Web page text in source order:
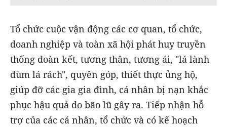
Tổ chức cuộc vận động các cơ quan, tổ chức,
doanh nghiệp và toàn xã hội phát huy truyền
thống đoàn kết, tương thân, tương ái, "lá lành
đùm lá rách", quyên góp, thiết thực ủng hộ,
giúp đỡ các gia gia đình, cá nhân bị nạn khắc
phục hậu quả do bão lũ gây ra. Tiếp nhận hỗ
trợ của các cá nhân, tổ chức và có kế hoạch